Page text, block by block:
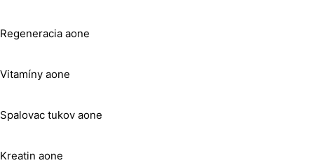
Regeneracia aone
Vitamíny aone
Spalovac tukov aone
Kreatin aone